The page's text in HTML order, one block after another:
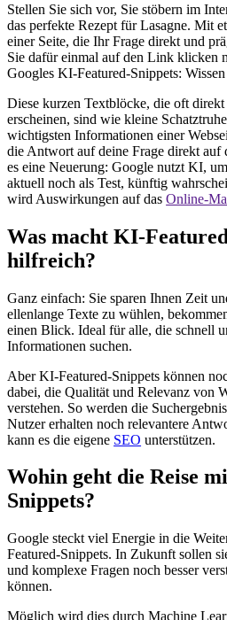
Stellen Sie sich vor, Sie stöbern im
das perfekte Rezept für Lasagne. Mit
einer Seite, die Ihr Frage direkt und
Sie dafür einmal auf den Link klicken
Googles KI-Featured-Snippets:
Diese kurzen Textblöcke, die oft direkt
erscheinen, sind wie kleine
wichtigsten Informationen einer
die Antwort auf deine Frage direkt auf
es eine Neuerung: Google nutzt KI,
aktuell noch als Test, künftig
wird Auswirkungen auf dasOnline-
Was macht KI-
hilfreich?
Ganz einfach: Sie sparen Ihnen Zeit
ellenlange Texte zu wühlen,
einen Blick. Ideal für alle, die schnell
Informationen suchen.
Aber KI-Featured-Snippets können
dabei, die Qualität und Relevanz von
verstehen. So werden die
Nutzer erhalten noch relevantere
kann es die eigene SEO unterstützen.
Wohin geht die Reise
Snippets?
Google steckt viel Energie in die
Featured-Snippets. In Zukunft sollen
und komplexe Fragen noch besser
können.
Möglich wird dies durch Machine